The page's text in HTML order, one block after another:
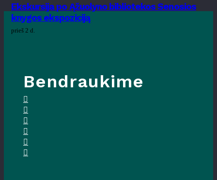
Ekskursija po Ąžuolyno bibliotekos Senosios
knygos ekspoziciją
prieš 2 d.
Bendraukime